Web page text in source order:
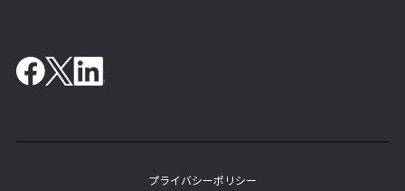
プライバシーポリシー